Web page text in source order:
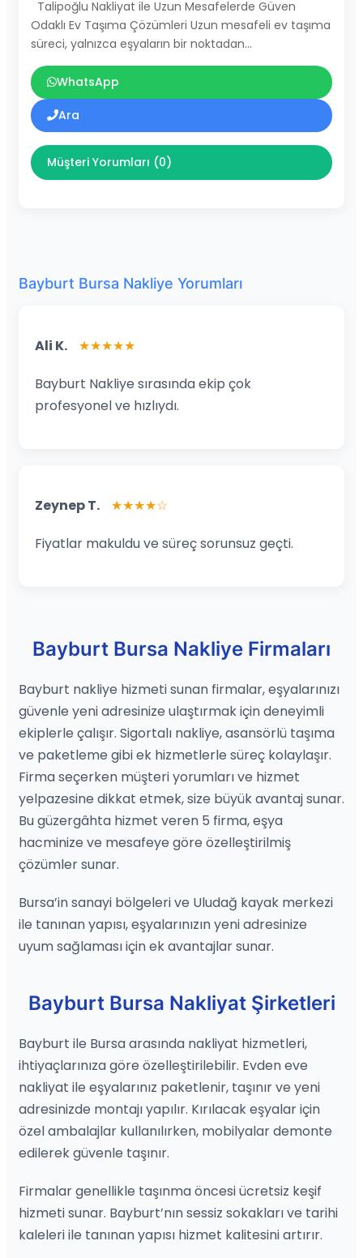
Talipoğlu Nakliyat ile Uzun Mesafelerde Güven
Odaklı Ev Taşıma Çözümleri Uzun mesafeli ev taşıma
süreci, yalnızca eşyaların bir noktadan…
WhatsApp
Ara
Müşteri Yorumları (0)
Bayburt Bursa Nakliye Yorumları
Ali K. ★★★★★
Bayburt Nakliye sırasında ekip çok
profesyonel ve hızlıydı.
Zeynep T. ★★★★☆
Fiyatlar makuldu ve süreç sorunsuz geçti.
Bayburt Bursa Nakliye Firmaları
Bayburt nakliye hizmeti sunan firmalar, eşyalarınızı
güvenle yeni adresinize ulaştırmak için deneyimli
ekiplerle çalışır. Sigortalı nakliye, asansörlü taşıma
ve paketleme gibi ek hizmetlerle süreç kolaylaşır.
Firma seçerken müşteri yorumları ve hizmet
yelpazesine dikkat etmek, size büyük avantaj sunar.
Bu güzergâhta hizmet veren 5 firma, eşya
hacminize ve mesafeye göre özelleştirilmiş
çözümler sunar.
Bursa’in sanayi bölgeleri ve Uludağ kayak merkezi
ile tanınan yapısı, eşyalarınızın yeni adresinize
uyum sağlaması için ek avantajlar sunar.
Bayburt Bursa Nakliyat Şirketleri
Bayburt ile Bursa arasında nakliyat hizmetleri,
ihtiyaçlarınıza göre özelleştirilebilir. Evden eve
nakliyat ile eşyalarınız paketlenir, taşınır ve yeni
adresinizde montajı yapılır. Kırılacak eşyalar için
özel ambalajlar kullanılırken, mobilyalar demonte
edilerek güvenle taşınır.
Firmalar genellikle taşınma öncesi ücretsiz keşif
hizmeti sunar. Bayburt’nın sessiz sokakları ve tarihi
kaleleri ile tanınan yapısı hizmet kalitesini artırır.